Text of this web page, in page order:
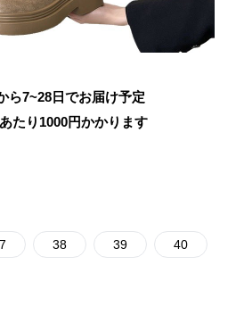
ら7~28日でお届け予定
たり 1000円かかります
38 39 40